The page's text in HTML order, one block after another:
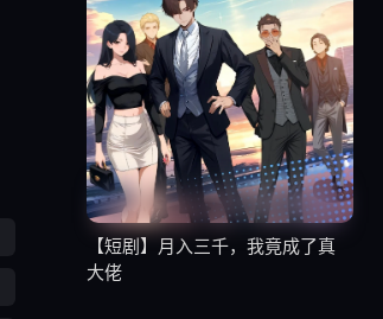
【短剧】月入三千，我竟成了真
大佬